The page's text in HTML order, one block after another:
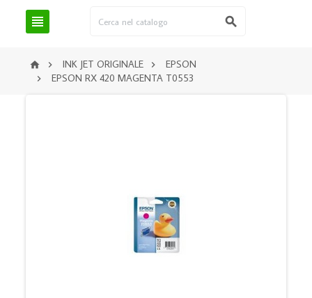
 
  INK JET ORIGINALE  EPSON
 EPSON RX 420 MAGENTA T0553